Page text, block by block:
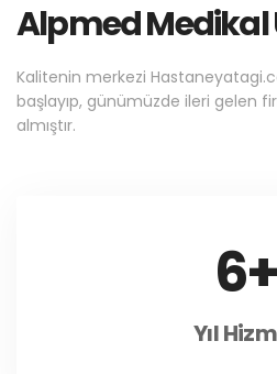
Alpmed
Kalitenin merkezi
başlayıp, günümüzde ileri gelen
almıştır.
6+
Yıl